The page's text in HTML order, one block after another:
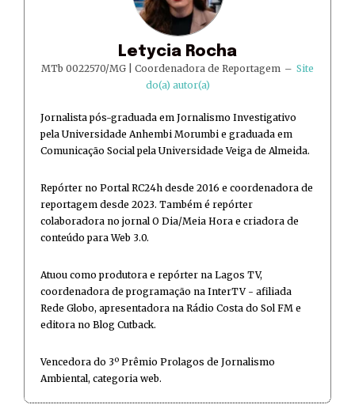
Letycia Rocha
MTb 0022570/MG | Coordenadora de Reportagem – Site
do(a) autor(a)
Jornalista pós-graduada em Jornalismo Investigativo
pela Universidade Anhembi Morumbi e graduada em
Comunicação Social pela Universidade Veiga de Almeida.
Repórter no Portal RC24h desde 2016 e coordenadora de
reportagem desde 2023. Também é repórter
colaboradora no jornal O Dia/Meia Hora e criadora de
conteúdo para Web 3.0.
Atuou como produtora e repórter na Lagos TV,
coordenadora de programação na InterTV - afiliada
Rede Globo, apresentadora na Rádio Costa do Sol FM e
editora no Blog Cutback.
Vencedora do 3º Prêmio Prolagos de Jornalismo
Ambiental, categoria web.